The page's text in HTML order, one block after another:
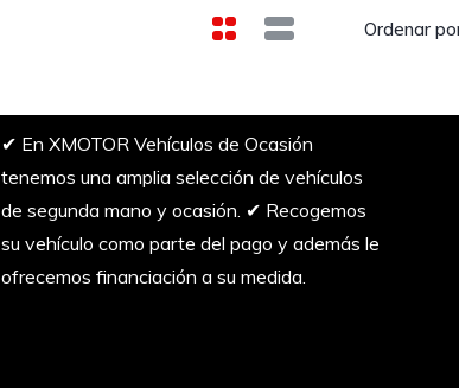
Ordenar
✔︎ En XMOTOR Vehículos de Ocasión
tenemos una amplia selección de vehículos
de segunda mano y ocasión. ✔︎ Recogemos
su vehículo como parte del pago y además le
ofrecemos financiación a su medida.